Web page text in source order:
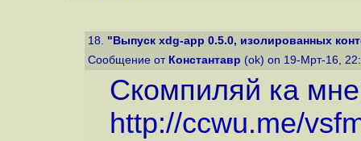
18. "Выпуск xdg-app 0.5.0, изолированных
Сообщение от Константавр (ok) on 19-Мрт-16,
Скомпиляй ка мне
http://ccwu.me/